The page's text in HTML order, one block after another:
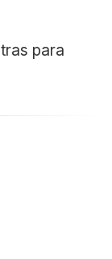
para